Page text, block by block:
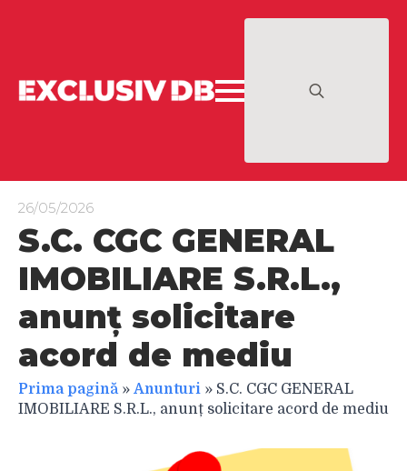
26/05/2026
S.C. CGC GENERAL
IMOBILIARE S.R.L.,
anunț solicitare
acord de mediu
Prima pagină » Anunturi » S.C. CGC GENERAL
IMOBILIARE S.R.L., anunț solicitare acord de mediu